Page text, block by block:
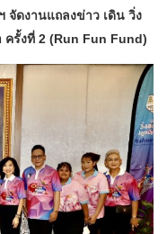
ดงานแถลงข่าว เดิน วิ่ง
รั้งที่ 2 (Run Fun Fund)